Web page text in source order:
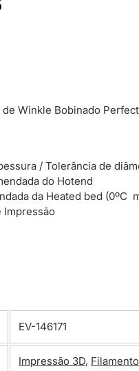
/ Tolerância de
do Hotend
da Heated bed (0ºC
Impressão
EV-146171
Impressão 3D,